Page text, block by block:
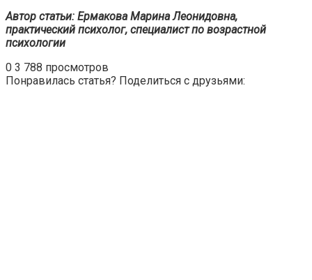
Автор статьи: Ермакова Марина Леонидовна,
практический психолог, специалист по возрастной
психологии
0 3 788 просмотров
Понравилась статья? Поделиться с друзьями: